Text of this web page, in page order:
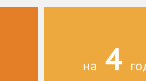
на 4